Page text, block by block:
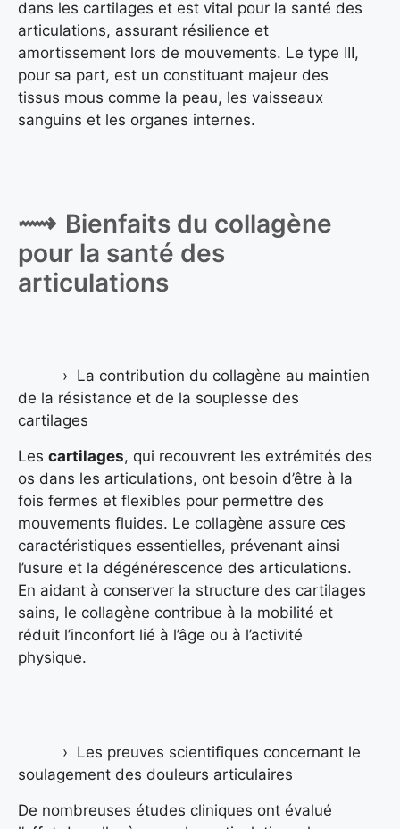
dans les cartilages et est vital pour la santé des
articulations, assurant résilience et
amortissement lors de mouvements. Le type III,
pour sa part, est un constituant majeur des
tissus mous comme la peau, les vaisseaux
sanguins et les organes internes.
Bienfaits du collagène
pour la santé des
articulations
La contribution du collagène au maintien
de la résistance et de la souplesse des
cartilages
Les cartilages, qui recouvrent les extrémités des
os dans les articulations, ont besoin d’être à la
fois fermes et flexibles pour permettre des
mouvements fluides. Le collagène assure ces
caractéristiques essentielles, prévenant ainsi
l’usure et la dégénérescence des articulations.
En aidant à conserver la structure des cartilages
sains, le collagène contribue à la mobilité et
réduit l’inconfort lié à l’âge ou à l’activité
physique.
Les preuves scientifiques concernant le
soulagement des douleurs articulaires
De nombreuses études cliniques ont évalué